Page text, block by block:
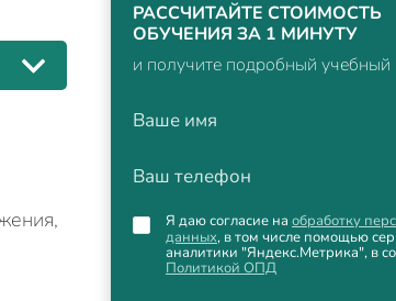
РАССЧИТАЙТЕ СТОИМОСТЬ
ОБУЧЕНИЯ ЗА 1 МИНУТУ
и получите подробный учебный
Ваше имя
Ваш телефон
Я даю согласие на обработку
данных, в том числе помощью
аналитики "Яндекс.Метрика", в
Политикой ОПД